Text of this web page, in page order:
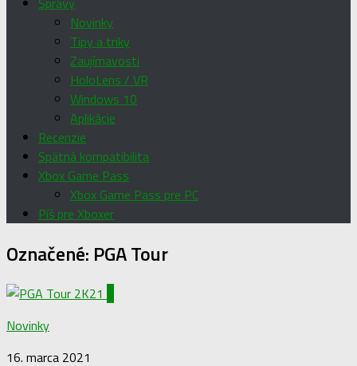
Novinky
Tipy a triky
Zaujímavosti
HoloLens / VR
Windows 10
Aplikácie
Recenzie
Spätná kompatibilita
Xbox Game Pass
Xbox Game Pass pre PC
Píš pre Xboxer
Označené: PGA Tour
Novinky
16. marca 2021